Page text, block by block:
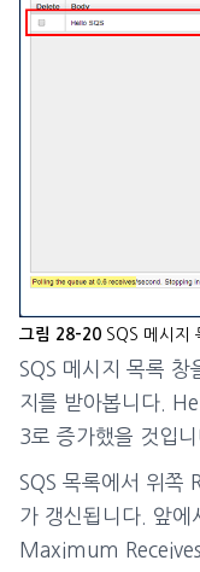
그림 28-20 SQS 메시지
SQS 메시지 목록 창
지를 받아봅니다.
3로 증가했을 것입니
SQS 목록에서 위쪽
가 갱신됩니다. 앞
Maximum